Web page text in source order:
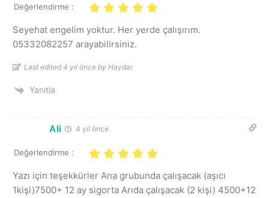
Değerlendirme :
Seyehat engelim yoktur. Her yerde çalışırım.
05332082257 arayabilirsiniz.
Last edited 4 yıl önce by Haydar
Yanıtla
Ali 4 yıl önce
Değerlendirme :
Yazı için teşekkürler Ana grubunda çalışacak (aşıcı
1kişi)7500+ 12 ay sigorta Arıda çalışacak (2 kişi) 4500+12